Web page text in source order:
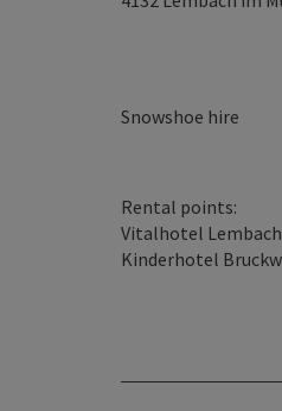
Snowshoe hire
Rental points:
Vitalhotel
Kinderhotel